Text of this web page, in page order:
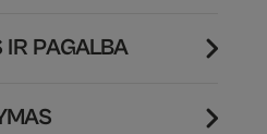
PAGALBA